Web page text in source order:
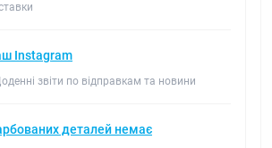
Instagram
звіти по відправкам та новини
деталей немає